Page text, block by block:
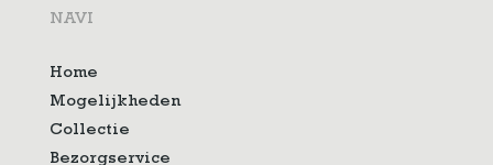
NAVI
Home
Mogelijkheden
Collectie
Bezorgservice